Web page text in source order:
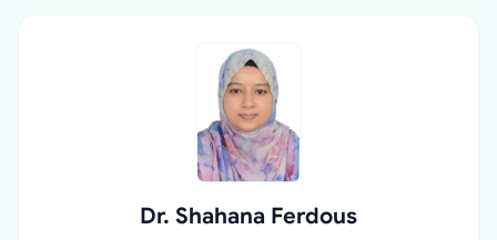
Dr. Shahana Ferdous